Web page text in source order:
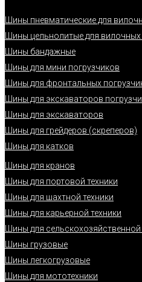
Шины пневматические для
Шины цельнолитые для вилочных
Шины бандажные
Шины для мини погрузчиков
Шины для фронтальных
Шины для экскаваторов
Шины для экскаваторов
Шины для грейдеров (скреперов)
Шины для катков
Шины для кранов
Шины для портовой техники
Шины для шахтной техники
Шины для карьерной техники
Шины для сельскохозяйственной
Шины грузовые
Шины легкогрузовые
Шины для мототехники